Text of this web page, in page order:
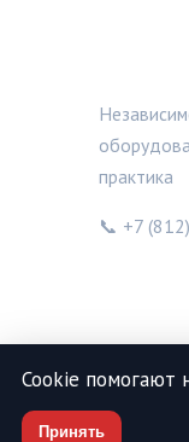
практика
📞 +7
Cookie помогают
Принять